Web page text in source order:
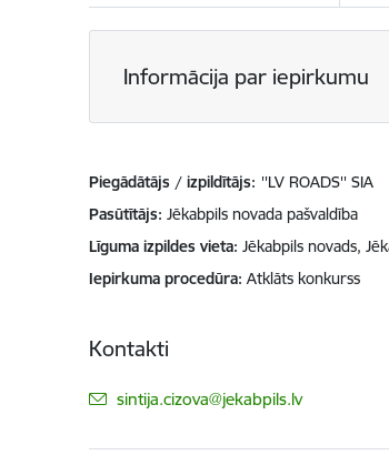
Informācija par iepirkumu
Piegādātājs / izpildītājs: ''LV ROADS'' SIA
Pasūtītājs Jēkabpils novada pašvaldība
Līguma izpildes vieta Jēkabpils novads,
Iepirkuma procedūra Atklāts konkurss
Kontakti
E-pasts:
sintija.cizova@jekabpils.lv